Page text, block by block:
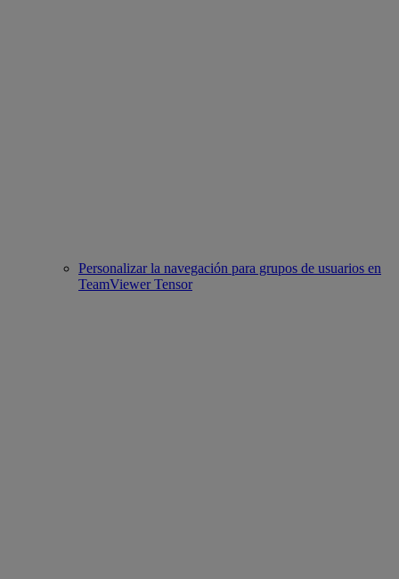
Personalizar la navegación para grupos de usuarios en
TeamViewer Tensor